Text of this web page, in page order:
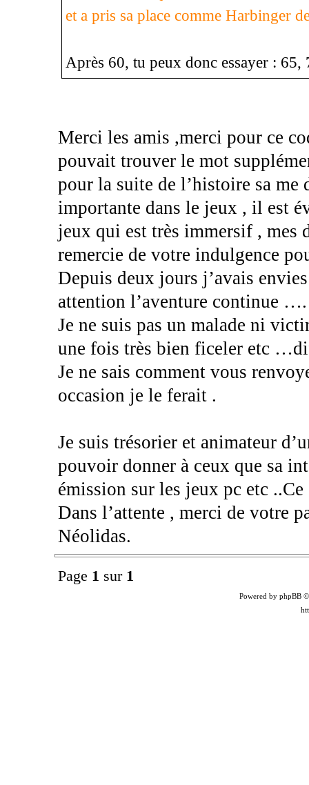
et a pris sa place comme Harbinger
Après 60, tu peux donc essayer :
Merci les amis ,merci pour ce
pouvait trouver le mot
pour la suite de l’histoire sa
importante dans le jeux , il est
jeux qui est très immersif , mes
remercie de votre indulgence
Depuis deux jours j’avais
attention l’aventure continue ….
Je ne suis pas un malade ni
une fois très bien ficeler etc
Je ne sais comment vous
occasion je le ferait .
Je suis trésorier et animateur
pouvoir donner à ceux que sa
émission sur les jeux pc etc
Dans l’attente , merci de votre
Néolidas.
Page 1 sur 1
Powered by phpBB